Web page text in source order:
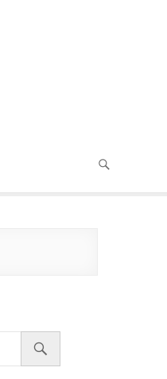
Cerca...